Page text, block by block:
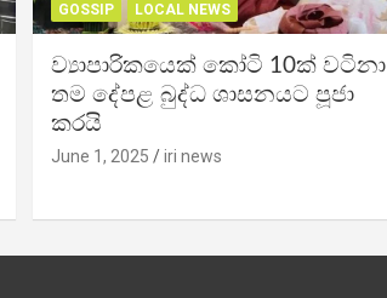
GOSSIP LOCAL NEWS
ව්‍යාපාරිකයෙක් කෝටි 10ක් වටිනා
තම දේපළ බුද්ධ ශාසනයට පූජා
කරයි
June 1, 2025 iri news